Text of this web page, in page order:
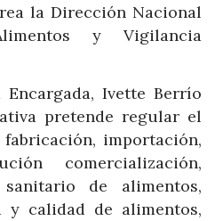
la Dirección Nacional
y Vigilancia
Ivette Berrío
pretende regular el
importación,
comercialización,
de alimentos,
calidad de alimentos,